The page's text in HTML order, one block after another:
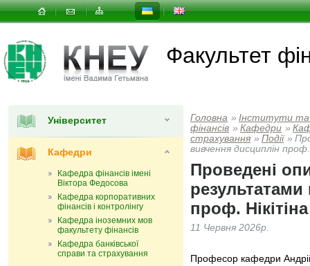
Факультет
Університет
Кафедри
Кафедра фінансів імені
Віктора Федосова
Кафедра корпоративних
фінансів і контролінгу
Кафедра іноземних мов
факультету фінансів
Кафедра банківської
справи та страхування
Головна » Інститути
фінансів » Кафедри »
страхування » Події »
вивчення дисциплін
Проведені
проф.
11 Червня 2026р.
Професор кафедри Андрій